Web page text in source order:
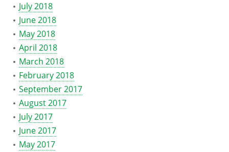
July 2018
June 2018
May 2018
April 2018
March 2018
February 2018
September 2017
August 2017
July 2017
June 2017
May 2017